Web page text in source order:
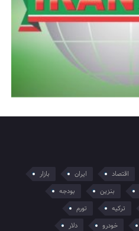
اقتصاد ایران
بازار
بنزین
بودجه
ترکیه
تورم
خودرو دلار